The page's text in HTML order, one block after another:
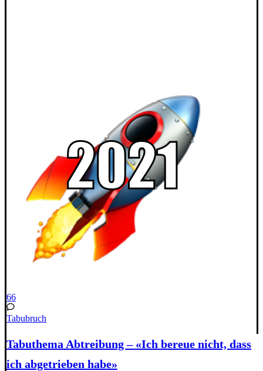
66
Tabubruch
Tabuthema Abtreibung – «Ich bereue nicht, dass
ich abgetrieben habe»